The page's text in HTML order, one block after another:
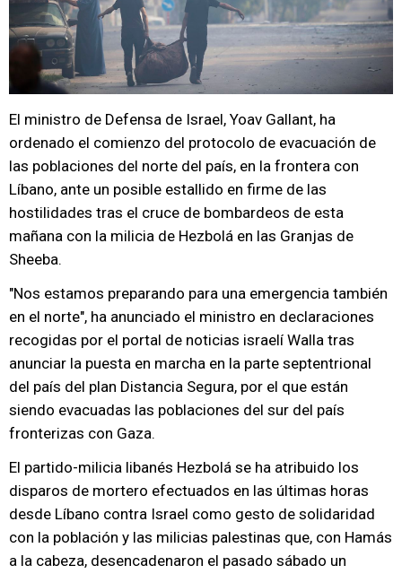
El ministro de Defensa de Israel, Yoav Gallant, ha
ordenado el comienzo del protocolo de evacuación de
las poblaciones del norte del país, en la frontera con
Líbano, ante un posible estallido en firme de las
hostilidades tras el cruce de bombardeos de esta
mañana con la milicia de Hezbolá en las Granjas de
Sheeba.
"Nos estamos preparando para una emergencia también
en el norte", ha anunciado el ministro en declaraciones
recogidas por el portal de noticias israelí Walla tras
anunciar la puesta en marcha en la parte septentrional
del país del plan Distancia Segura, por el que están
siendo evacuadas las poblaciones del sur del país
fronterizas con Gaza.
El partido-milicia libanés Hezbolá se ha atribuido los
disparos de mortero efectuados en las últimas horas
desde Líbano contra Israel como gesto de solidaridad
con la población y las milicias palestinas que, con Hamás
a la cabeza, desencadenaron el pasado sábado un